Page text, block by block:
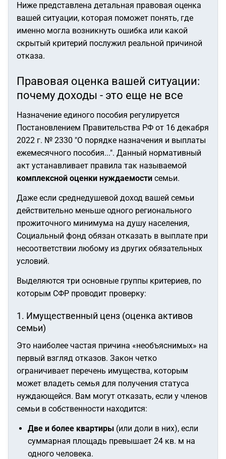
Ниже представлена детальная правовая оценка
вашей ситуации, которая поможет понять, где
именно могла возникнуть ошибка или какой
скрытый критерий послужил реальной причиной
отказа.
Правовая оценка вашей ситуации:
почему доходы - это еще не все
Назначение единого пособия регулируется
Постановлением Правительства РФ от 16 декабря
2022 г. № 2330 "О порядке назначения и выплаты
ежемесячного пособия...". Данный нормативный
акт устанавливает правила так называемой
комплексной оценки нуждаемости семьи.
Даже если среднедушевой доход вашей семьи
действительно меньше одного регионального
прожиточного минимума на душу населения,
Социальный фонд обязан отказать в выплате при
несоответствии любому из других обязательных
условий.
Выделяются три основные группы критериев, по
которым СФР проводит проверку:
1. Имущественный ценз (оценка активов
семьи)
Это наиболее частая причина «необъяснимых» на
первый взгляд отказов. Закон четко
ограничивает перечень имущества, которым
может владеть семья для получения статуса
нуждающейся. Вам могут отказать, если у членов
семьи в собственности находится:
Две и более квартиры (или доли в них), если
суммарная площадь превышает 24 кв. м на
одного человека.